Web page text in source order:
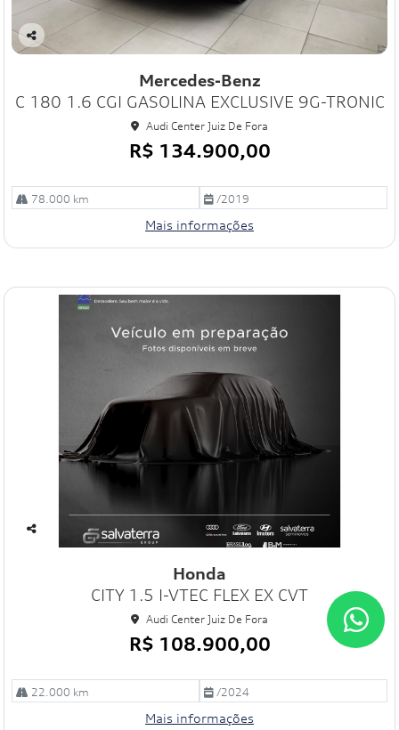
Co
ilh
Mercedes-Benz
C 180 1.6 CGI GASOLINA EXCLUSIVE 9G-TRONIC
Audi Center Juiz De Fora
R$ 134.900,00
78.000 km /2019
Mais informações
Honda
CITY 1.5 I-VTEC FLEX EX CVT
Audi Center Juiz De Fora
R$ 108.900,00
22.000 km /2024
Mais informações